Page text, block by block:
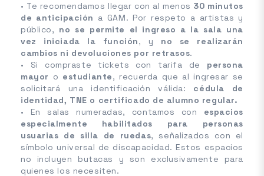
• Te recomendamos llegar con al menos 30 minutos
de anticipación a GAM. Por respeto a artistas y
público, no se permite el ingreso a la sala una
vez iniciada la función, y no se realizarán
cambios ni devoluciones por retrasos.
• Si compraste tickets con tarifa de persona
mayor o estudiante, recuerda que al ingresar se
solicitará una identificación válida: cédula de
identidad, TNE o certificado de alumno regular.
• En salas numeradas, contamos con espacios
especialmente habilitados para personas
usuarias de silla de ruedas, señalizados con el
símbolo universal de discapacidad. Estos espacios
no incluyen butacas y son exclusivamente para
quienes los necesiten.